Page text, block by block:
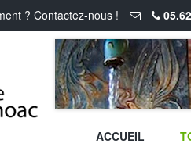
? Contactez-nous !
ACCUEIL